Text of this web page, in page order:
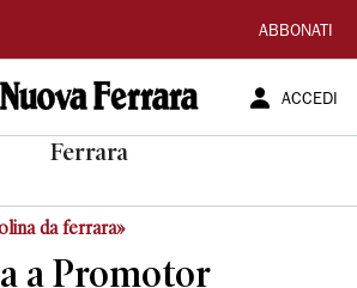
ABBONATI
ACCEDI
Ferrara
da ferrara»
a Promotor